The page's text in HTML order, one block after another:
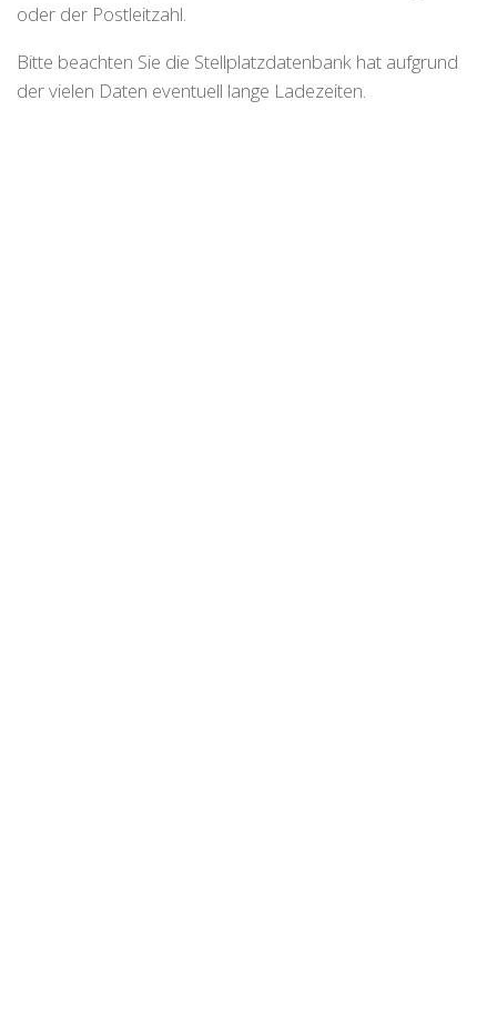
oder der Postleitzahl.
Bitte beachten Sie die Stellplatzdatenbank hat aufgrund
der vielen Daten eventuell lange Ladezeiten.